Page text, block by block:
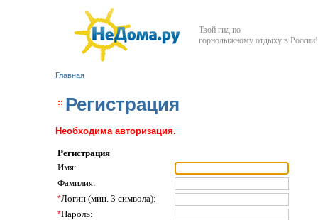
Твой гид по
горнолыжному отдыху в России!
Главная
Регистрация
Необходима авторизация.
Регистрация
Имя:
Фамилия:
*Логин (мин. 3 символа):
*Пароль: